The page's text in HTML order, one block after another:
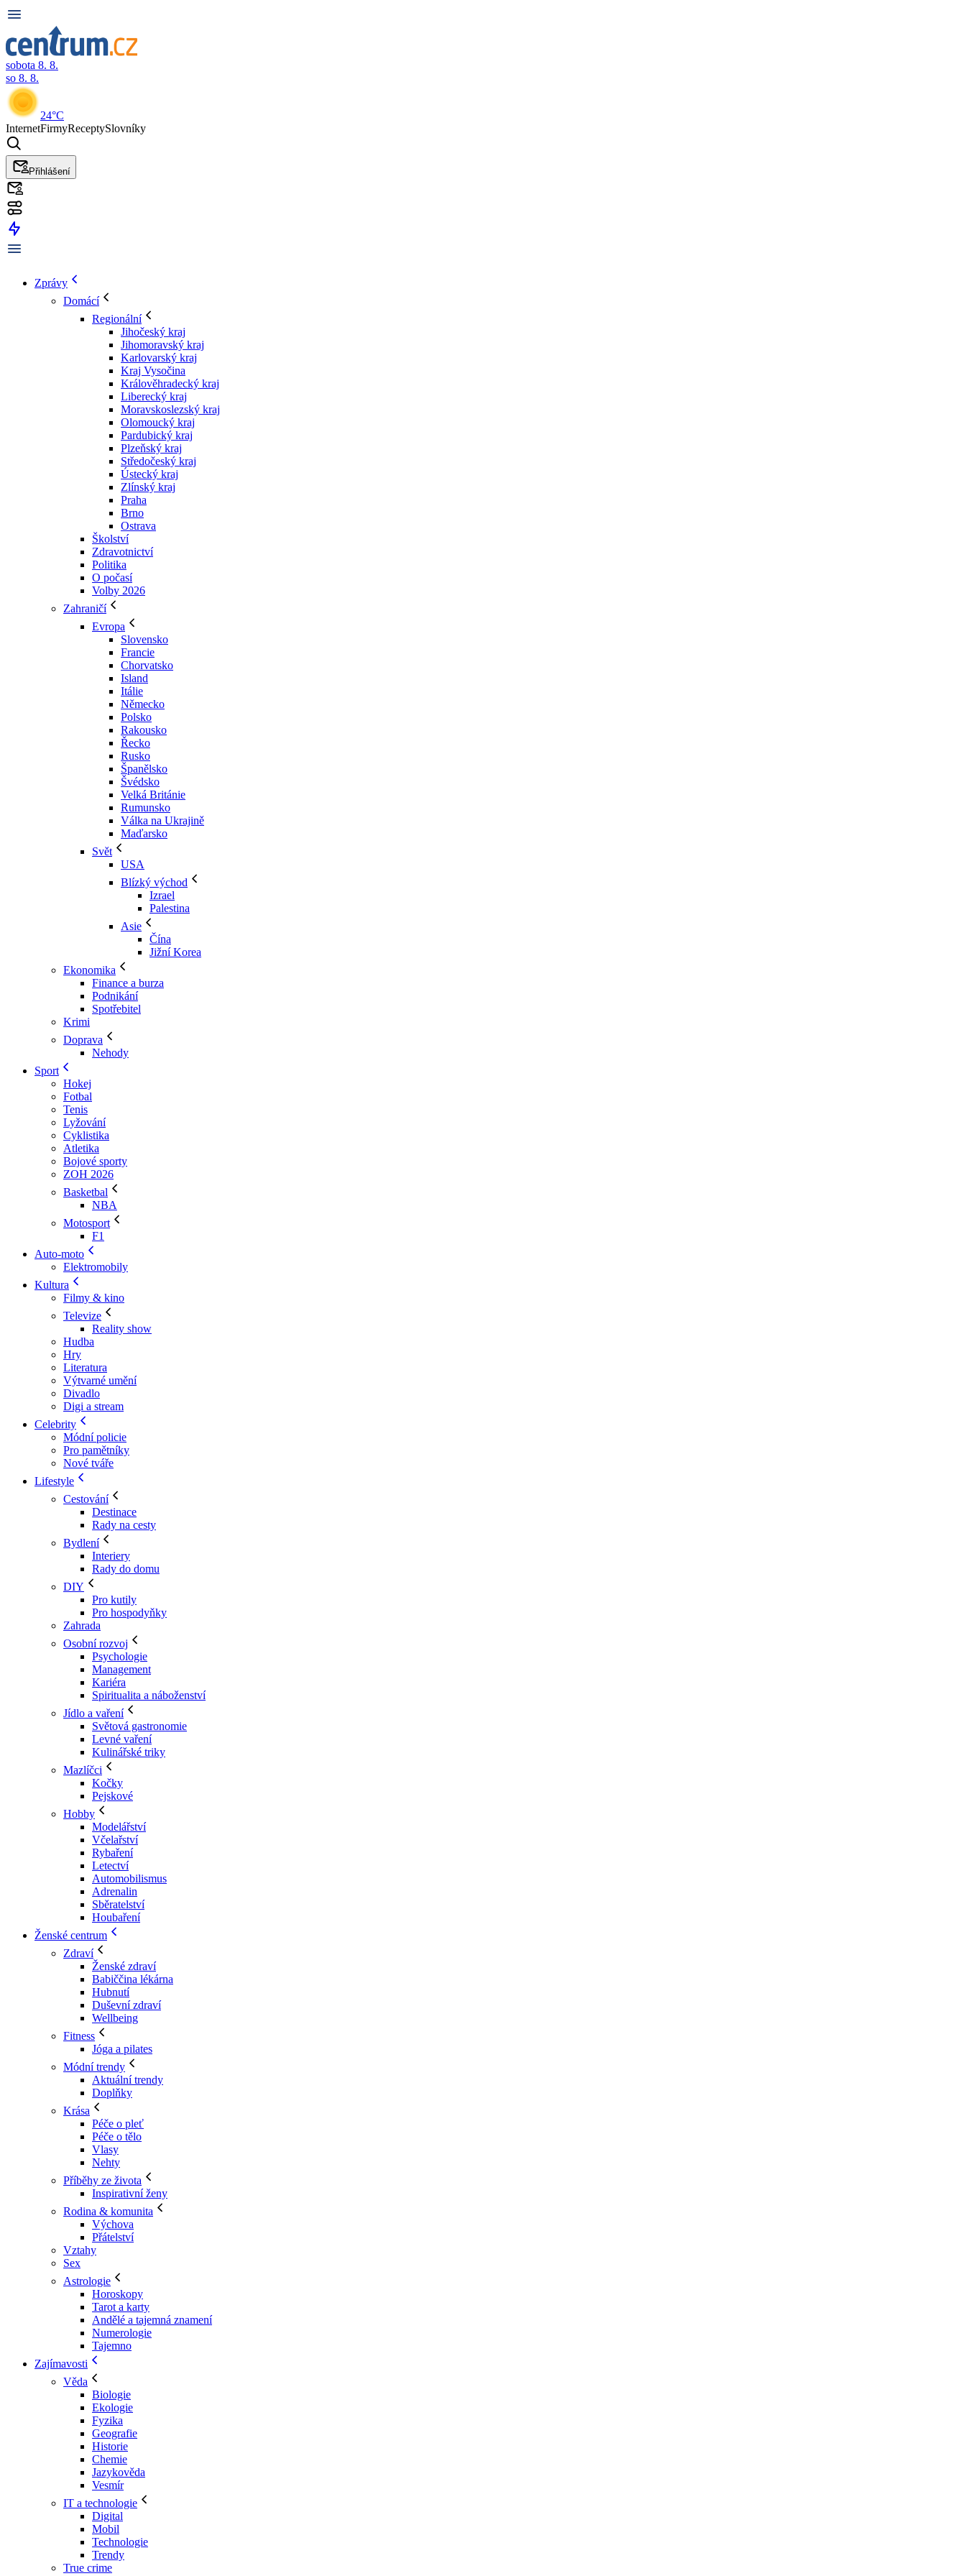
sobota 8. 8.
so 8. 8.
24°C
InternetFirmyReceptySlovníky
Přihlášení
Zprávy
Domácí
Regionální
Jihočeský kraj
Jihomoravský kraj
Karlovarský kraj
Kraj Vysočina
Králověhradecký kraj
Liberecký kraj
Moravskoslezský kraj
Olomoucký kraj
Pardubický kraj
Plzeňský kraj
Středočeský kraj
Ústecký kraj
Zlínský kraj
Praha
Brno
Ostrava
Školství
Zdravotnictví
Politika
O počasí
Volby 2026
Zahraničí
Evropa
Slovensko
Francie
Chorvatsko
Island
Itálie
Německo
Polsko
Rakousko
Řecko
Rusko
Španělsko
Švédsko
Velká Británie
Rumunsko
Válka na Ukrajině
Maďarsko
Svět
USA
Blízký východ
Izrael
Palestina
Asie
Čína
Jižní Korea
Ekonomika
Finance a burza
Podnikání
Spotřebitel
Krimi
Doprava
Nehody
Sport
Hokej
Fotbal
Tenis
Lyžování
Cyklistika
Atletika
Bojové sporty
ZOH 2026
Basketbal
NBA
Motosport
F1
Auto-moto
Elektromobily
Kultura
Filmy & kino
Televize
Reality show
Hudba
Hry
Literatura
Výtvarné umění
Divadlo
Digi a stream
Celebrity
Módní policie
Pro pamětníky
Nové tváře
Lifestyle
Cestování
Destinace
Rady na cesty
Bydlení
Interiery
Rady do domu
DIY
Pro kutily
Pro hospodyňky
Zahrada
Osobní rozvoj
Psychologie
Management
Kariéra
Spiritualita a náboženství
Jídlo a vaření
Světová gastronomie
Levné vaření
Kulinářské triky
Mazlíčci
Kočky
Pejskové
Hobby
Modelářství
Včelařství
Rybaření
Letectví
Automobilismus
Adrenalin
Sběratelství
Houbaření
Ženské centrum
Zdraví
Ženské zdraví
Babiččina lékárna
Hubnutí
Duševní zdraví
Wellbeing
Fitness
Jóga a pilates
Módní trendy
Aktuální trendy
Doplňky
Krása
Péče o pleť
Péče o tělo
Vlasy
Nehty
Příběhy ze života
Inspirativní ženy
Rodina & komunita
Výchova
Přátelství
Vztahy
Sex
Astrologie
Horoskopy
Tarot a karty
Andělé a tajemná znamení
Numerologie
Tajemno
Zajímavosti
Věda
Biologie
Ekologie
Fyzika
Geografie
Historie
Chemie
Jazykověda
Vesmír
IT a technologie
Digital
Mobil
Technologie
Trendy
True crime